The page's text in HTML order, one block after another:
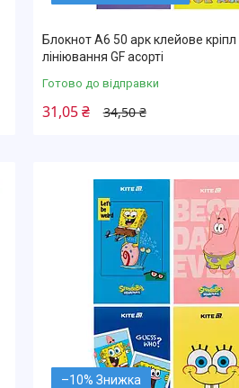
Блокнот А6 50 арк клейове кріпл
лініювання GF асорті
Готово до відправки
34,50 ₴
31,05 ₴
–10%